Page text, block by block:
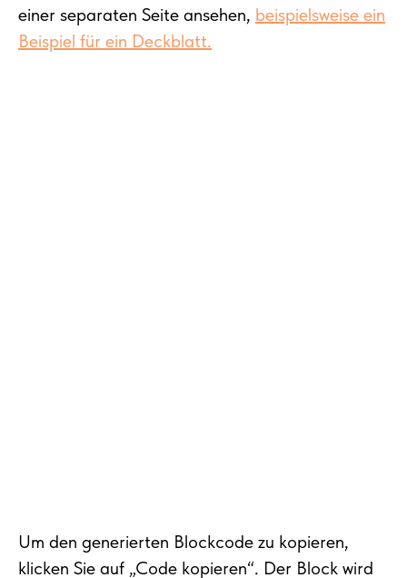
einer separaten Seite ansehen, beispielsweise ein
Beispiel für ein Deckblatt.
Um den generierten Blockcode zu kopieren,
klicken Sie auf „Code kopieren“. Der Block wird